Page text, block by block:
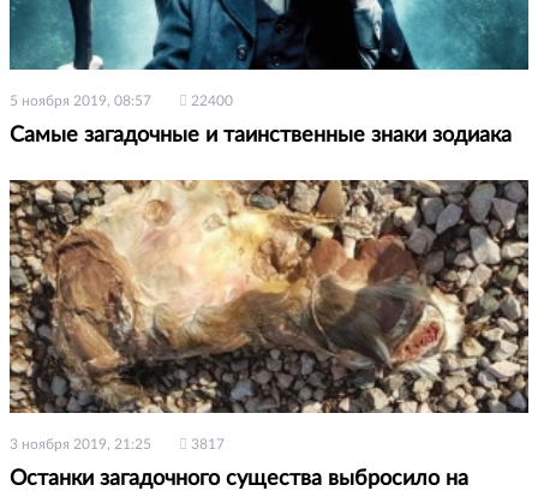
5 ноября 2019, 08:57 22400
Самые загадочные и таинственные знаки зодиака
3 ноября 2019, 21:25 3817
Останки загадочного существа выбросило на